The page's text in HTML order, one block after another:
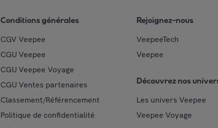
Conditions générales
CGV Veepee
CGU Veepee
CGU Veepee Voyage
CGU Ventes partenaires
Classement/Référencement
Politique de confidentialité
Rejoignez-nous
VeepeeTech
Veepee
Découvrez nos
Les univers Veepee
Veepee Voyage